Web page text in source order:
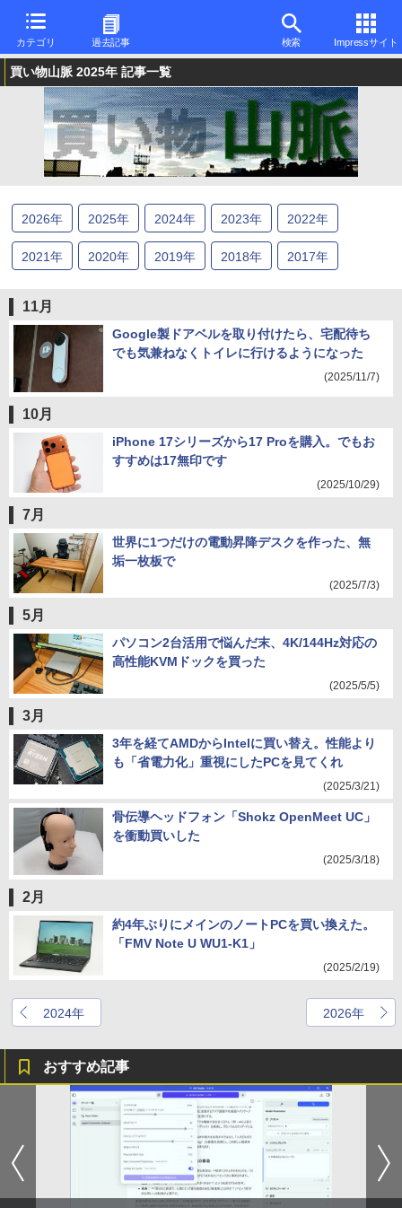
カテゴリ 過去記事 検索 Impressサイト
買い物山脈 2025年 記事一覧
2026年 2025年 2024年 2023年 2022年
2021年 2020年 2019年 2018年 2017年
2011 年 2010年 2009年 2008年 2007 年
2006 年 年
11月
Google製ドアベルを取り付けたら、宅配待ち
でも気兼ねなくトイレに行けるようになった
(2025/11/7)
10月
iPhone 17シリーズから17 Proを購入。でもお
すすめは17無印です
(2025/10/29)
7月
世界に1つだけの電動昇降デスクを作った、無
垢一枚板で
(2025/7/3)
5月
パソコン2台活用で悩んだ末、4K/144Hz対応の
高性能KVMドックを買った
(2025/5/5)
3月
3年を経てAMDからIntelに買い替え。性能より
も「省電力化」重視にしたPCを見てくれ
(2025/3/21)
骨伝導ヘッドフォン「Shokz OpenMeet UC」
を衝動買いした
(2025/3/18)
2月
約4年ぶりにメインのノートPCを買い換えた。
「FMV Note U WU1-K1」
(2025/2/19)
2024年 2026年
おすすめ記事